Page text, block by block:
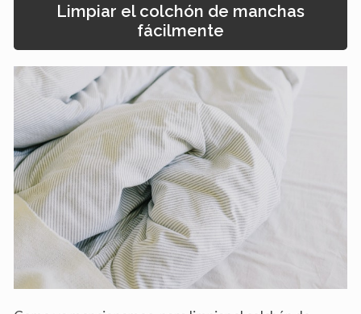
Limpiar el colchón de manchas
fácilmente